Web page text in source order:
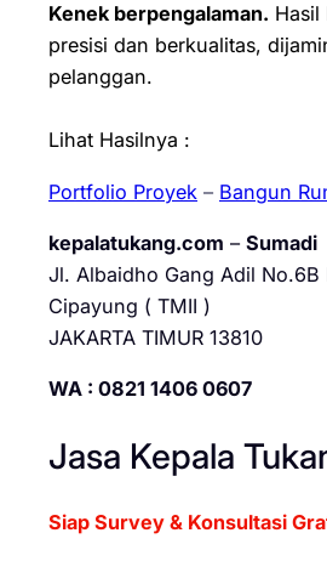
Kenek berpengalaman. Hasil
presisi dan berkualitas,
pelanggan.
Lihat Hasilnya :
Portfolio Proyek – Bangun
kepalatukang.com – Sumadi
Jl. Albaidho Gang Adil No.6B
Cipayung ( TMII )
JAKARTA TIMUR 13810
WA : 0821 1406 0607
Jasa Kepala
Siap Survey & Konsultasi